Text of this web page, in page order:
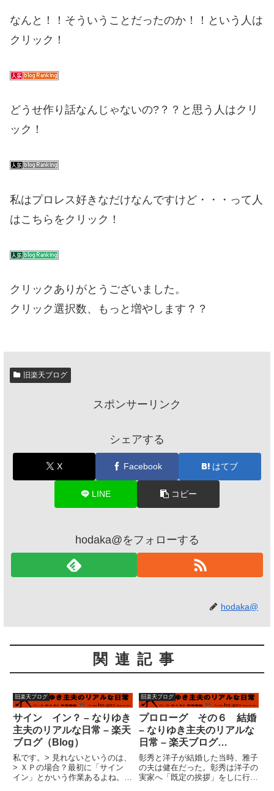
なんと！！そういうことだったのか！！という人は
クリック！
どうせ作り話なんじゃないの?？？と思う人はクリ
ック！
私はプロレス好きなだけなんですけど・・・って人
はこちらをクリック！
クリックありがとうございました。
クリック選択数、もっと増やします？？
旧楽天ブログ
スポンサーリンク
シェアする
X Facebook はてブ
LINE コピー
hodaka@をフォローする
hodaka@
関連記事
旧楽天ブログ
サイン イン？ – なりゆき
主夫のリアルな日常 – 楽天
ブログ（Blog）
私です。> 見れないというのは、
> ＸＰの場合？最初に「サイン
イン」とかいう作業あるよね。
旧楽天ブログ
プロローグ その６ 結婚
– なりゆき主夫のリアルな
日常 – 楽天ブログ
（Blog）
彰秀と洋子が結婚した当時、雅子
の夫は健在だった。彰秀は洋子の
実家へ「既定の挨拶」をしに行